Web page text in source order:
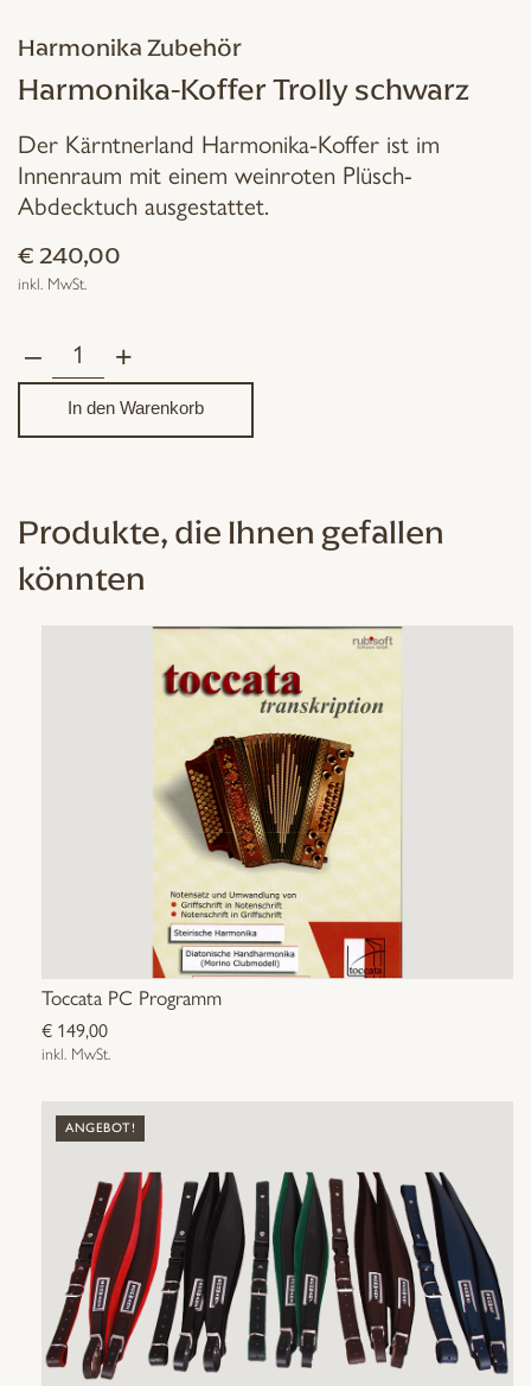
Harmonika Zubehör
Harmonika-Koffer Trolly schwarz
Der Kärntnerland Harmonika-Koffer ist im
Innenraum mit einem weinroten Plüsch-
Abdecktuch ausgestattet.
€ 240,00
inkl. MwSt.
–
Harmonika-
Koffer
Trolly
+
In den Warenkorb
Produkte, die Ihnen gefallen
könnten
Toccata PC Programm
€ 149,00
inkl. MwSt.
ANGEBOT!